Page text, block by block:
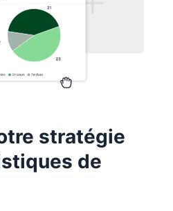
stratégie
de